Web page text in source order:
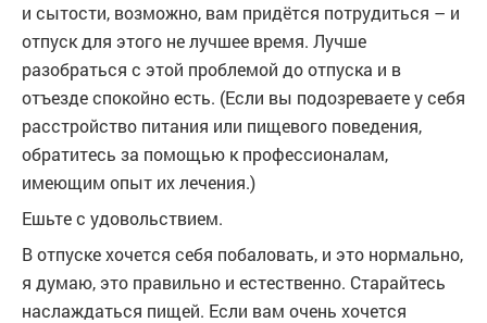
и сытости, возможно, вам придётся потрудиться – и
отпуск для этого не лучшее время. Лучше
разобраться с этой проблемой до отпуска и в
отъезде спокойно есть. (Если вы подозреваете у себя
расстройство питания или пищевого поведения,
обратитесь за помощью к профессионалам,
имеющим опыт их лечения.)
Ешьте с удовольствием.
В отпуске хочется себя побаловать, и это нормально,
я думаю, это правильно и естественно. Старайтесь
наслаждаться пищей. Если вам очень хочется